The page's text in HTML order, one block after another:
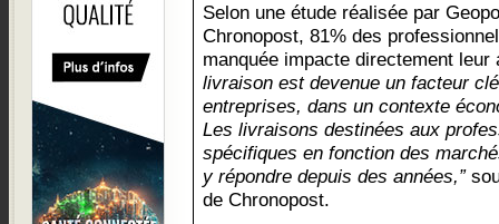
Selon une étude réalisée par
Chronopost, 81% des
manquée impacte directement
livraison est devenue un facteur
entreprises, dans un contexte
Les livraisons destinées aux
spécifiques en fonction des
y répondre depuis des années,”
de Chronopost.